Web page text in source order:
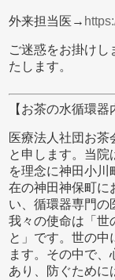
外来担当医→
ご迷惑をお掛けし
たします。
【お茶の水循環器
医療法人社団お茶
と申します。当院
を理念に神田小川
在の神田神保町に
い、循環器専門の
我々の使命は「世
と」です。世の中
ます。その中で
あり、防ぐために